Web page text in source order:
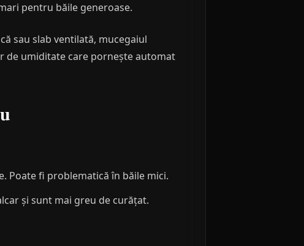
pentru băile generoase.
sau slab ventilată, mucegaiul
de umiditate care pornește automat
Poate fi problematică în băile mici.
și sunt mai greu de curățat.